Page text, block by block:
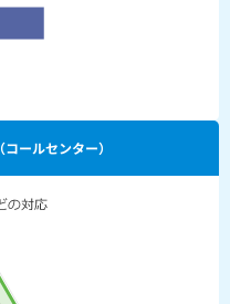
（コールセンター）